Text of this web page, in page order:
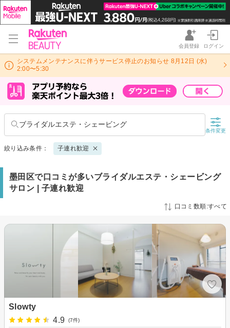
会員登録 ログイン
システムメンテナンスに伴うサービス停止のお知らせ 8月12日 (水)
2:00〜5:30
ブライダルエステ・シェービング
条件変更
絞り込み条件： 子連れ歓迎
墨田区で口コミが多いブライダルエステ・シェービング
サロン | 子連れ歓迎
口コミ数順:すべて
Slowty
4.9
(7件)